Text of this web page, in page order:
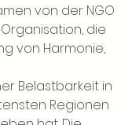
von der NGO
die
von Harmonie,
Belastbarkeit in
Regionen